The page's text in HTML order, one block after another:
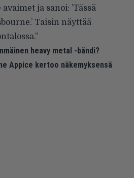
ja sanoi: ’Tässä
Taisin näyttää
heavy metal -bändi?
Appice kertoo näkemyksensä